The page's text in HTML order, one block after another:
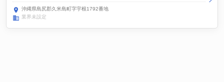
沖縄県島尻郡久米島町字宇根1792番地
業界未設定